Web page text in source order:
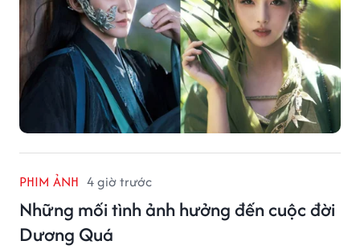
PHIM ẢNH 4 giờ trước
Những mối tình ảnh hưởng đến cuộc đời
Dương Quá